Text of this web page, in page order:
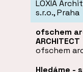
LOXIA
s.r.o., Praha
ofschem
ARCHITECT
ofschem
Hledáme -